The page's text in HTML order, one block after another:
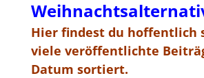
Hier findest du hoffentlich
viele veröffentlichte
Datum sortiert.